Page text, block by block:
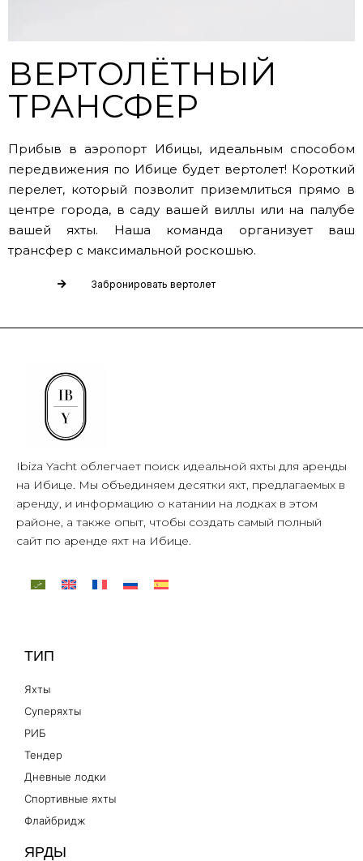
ВЕРТОЛЁТНЫЙ
ТРАНСФЕР
Прибыв в аэропорт Ибицы, идеальным способом
передвижения по Ибице будет вертолет! Короткий
перелет, который позволит приземлиться прямо в
центре города, в саду вашей виллы или на палубе
вашей яхты. Наша команда организует ваш
трансфер с максимальной роскошью.
Забронировать вертолет
Ibiza Yacht облегчает поиск идеальной яхты для аренды
на Ибице. Мы объединяем десятки яхт, предлагаемых в
аренду, и информацию о катании на лодках в этом
районе, а также опыт, чтобы создать самый полный
сайт по аренде яхт на Ибице.
ТИП
Яхты
Суперяхты
РИБ
Тендер
Дневные лодки
Спортивные яхты
Флайбридж
ЯРДЫ